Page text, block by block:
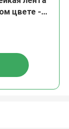
цвете -